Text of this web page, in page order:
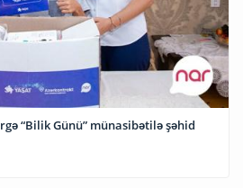
“Bilik Günü” münasibətilə şəhid